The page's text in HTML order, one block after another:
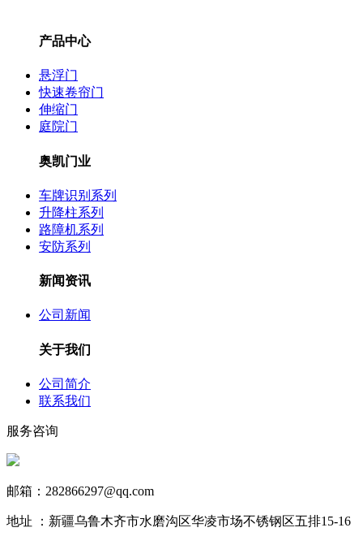
产品中心
悬浮门
快速卷帘门
伸缩门
庭院门
奥凯门业
车牌识别系列
升降柱系列
路障机系列
安防系列
新闻资讯
公司新闻
关于我们
公司简介
联系我们
服务咨询
邮箱：282866297@qq.com
地址 ：新疆乌鲁木齐市水磨沟区华凌市场不锈钢区五排15-16